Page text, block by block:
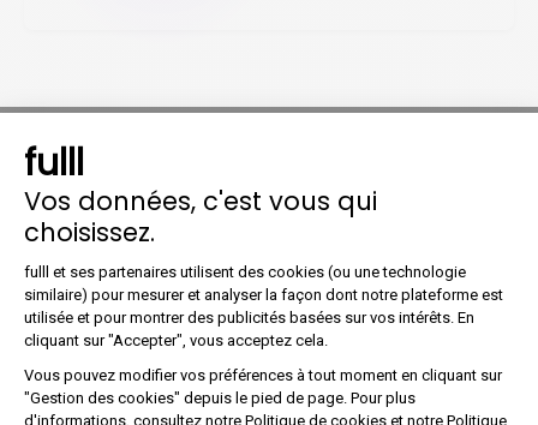
fulll
Vos données, c'est vous qui
choisissez.
Plateforme de Gestion du
fulll et ses partenaires utilisent des cookies (ou une technologie
similaire) pour mesurer et analyser la façon dont notre plateforme est
utilisée et pour montrer des publicités basées sur vos intérêts. En
cliquant sur "Accepter", vous acceptez cela.
Vous pouvez modifier vos préférences à tout moment en cliquant sur
"Gestion des cookies" depuis le pied de page. Pour plus
d'informations, consultez notre Politique de cookies et notre Politique
Axeptio consent
Plateforme Agréée fulll
cœur de l’action
La Plateforme Agréée fulll est votre
partenaire de confiance pour la
facturation électronique, reconnu et
certifiée par la DGFiP. Parmi la